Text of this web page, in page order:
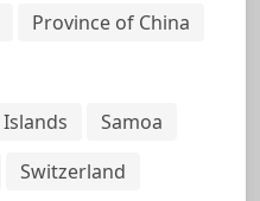
Province of China
Samoa
Switzerland